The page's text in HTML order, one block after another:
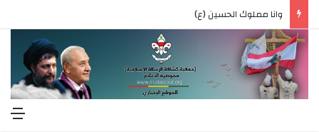
وانا مملوك الحسين (ع)